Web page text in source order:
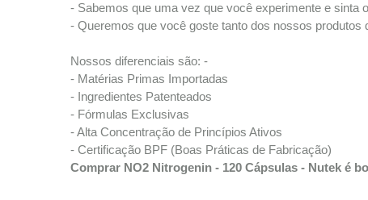
- Sabemos que uma vez que você experimente e sinta
- Queremos que você goste tanto dos nossos
Nossos diferenciais são: -
- Matérias Primas Importadas
- Ingredientes Patenteados
- Fórmulas Exclusivas
- Alta Concentração de Princípios Ativos
- Certificação BPF (Boas Práticas de Fabricação)
Comprar NO2 Nitrogenin - 120 Cápsulas - Nutek é